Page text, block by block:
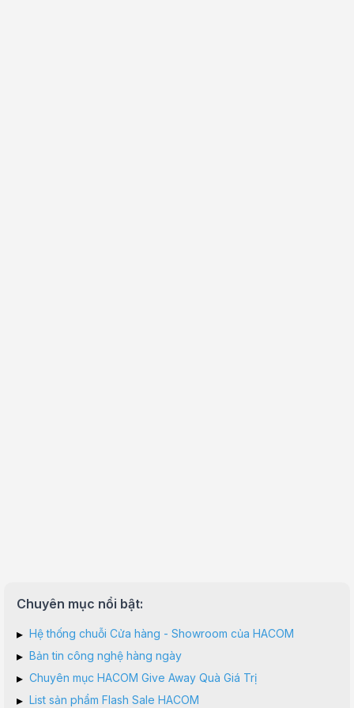
Chuyên mục nổi bật:
▸ Hệ thống chuỗi Cửa hàng - Showroom của HACOM
▸ Bản tin công nghệ hàng ngày
▸ Chuyên mục HACOM Give Away Quà Giá Trị
▸ List sản phẩm Flash Sale HACOM